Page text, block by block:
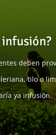
deben
tilo o
ya infusión.